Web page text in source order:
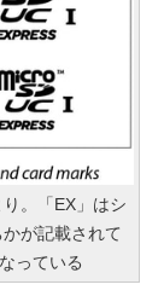
。「EX」はシ
が記載されて
っている